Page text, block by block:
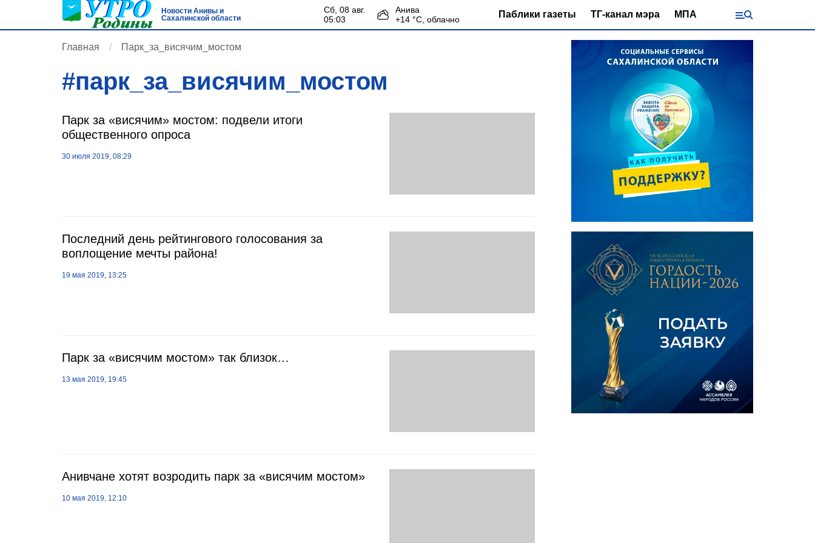
Новости Анивы и
Сахалинской области
сб, 08 авг.
05:03
Анива
+14 °С, облачно Паблики газеты ТГ-канал мэра МПА
Главная Парк_за_висячим_мостом
#парк_за_висячим_мостом
Парк за «висячим» мостом: подвели итоги
общественного опроса
30 июля 2019, 08:29
Последний день рейтингового голосования за
воплощение мечты района!
19 мая 2019, 13:25
Парк за «висячим мостом» так близок…
13 мая 2019, 19:45
Анивчане хотят возродить парк за «висячим мостом»
10 мая 2019, 12:10